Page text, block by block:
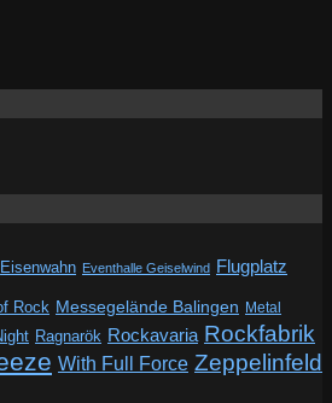
Eisenwahn Eventhalle Geiselwind Flugplatz
Rock Messegelände Balingen Metal
Ragnarök Rockavaria Rockfabrik
With Full Force Zeppelinfeld